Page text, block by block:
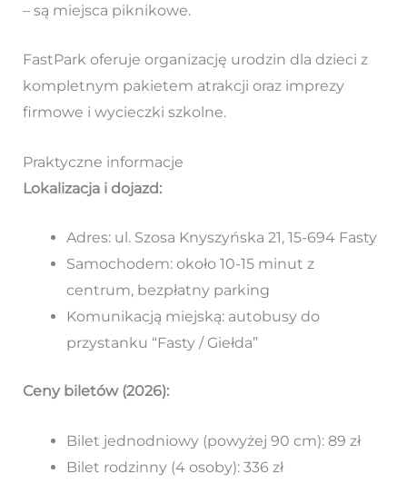
– są miejsca piknikowe.
FastPark oferuje organizację urodzin dla dzieci z
kompletnym pakietem atrakcji oraz imprezy
firmowe i wycieczki szkolne.
Praktyczne informacje
Lokalizacja i dojazd:
Adres: ul. Szosa Knyszyńska 21, 15-694 Fasty
Samochodem: około 10-15 minut z
centrum, bezpłatny parking
Komunikacją miejską: autobusy do
przystanku “Fasty / Giełda”
Ceny biletów (2026):
Bilet jednodniowy (powyżej 90 cm): 89 zł
Bilet rodzinny (4 osoby): 336 zł